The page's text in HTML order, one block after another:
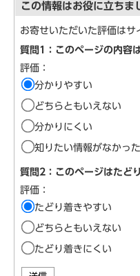
この情報はお役に立ちま
お寄せいただいた評価はサ
質問1：このページの内容
評価：
分かりやすい
どちらともいえない
分かりにくい
知りたい情報がなかった
質問2：このページはたど
評価：
たどり着きやすい
どちらともいえない
たどり着きにくい